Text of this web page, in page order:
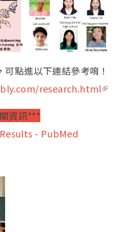
點進以下連結參考唷！
research.html(link
資訊***
- PubMed